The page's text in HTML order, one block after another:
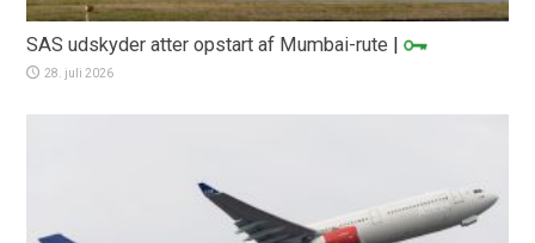
SAS udskyder atter opstart af Mumbai-rute |
28. juli 2026